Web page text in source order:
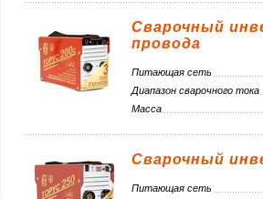
Сварочный
провода
Питающая сеть
Диапазон сварочного тока
Масса
Сварочный
Питающая сеть